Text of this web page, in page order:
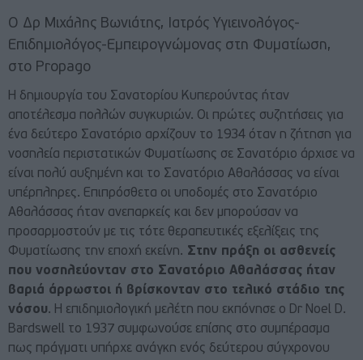
Ο Δρ Μιχάλης Βωνιάτης, Ιατρός Υγιεινολόγος-
Επιδημιολόγος-Εμπειρογνώμονας στη Φυματίωση,
στο Propago
Η δημιουργία του Σανατορίου Κυπερούντας ήταν
αποτέλεσμα πολλών συγκυριών. Οι πρώτες συζητήσεις για
ένα δεύτερο Σανατόριο αρχίζουν το 1934 όταν η ζήτηση για
νοσηλεία περιστατικών Φυματίωσης σε Σανατόριο άρχισε να
είναι πολύ αυξημένη και το Σανατόριο Αθαλάσσας να είναι
υπέρπληρες. Επιπρόσθετα οι υποδομές στο Σανατόριο
Αθαλάσσας ήταν ανεπαρκείς και δεν μπορούσαν να
προσαρμοστούν με τις τότε θεραπευτικές εξελίξεις της
Φυματίωσης την εποχή εκείνη. Στην πράξη οι ασθενείς
που νοσηλεύονταν στο Σανατόριο Αθαλάσσας ήταν
βαριά άρρωστοι ή βρίσκονταν στο τελικό στάδιο της
νόσου. Η επιδημιολογική μελέτη που εκπόνησε ο Dr Noel D.
Bardswell το 1937 συμφωνούσε επίσης στο συμπέρασμα
πως πράγματι υπήρχε ανάγκη ενός δεύτερου σύγχρονου